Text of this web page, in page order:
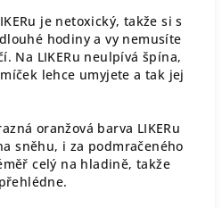
je netoxický, takže si s
hodiny a vy nemusíte
Na LIKERu neulpívá špína,
lehce umyjete a tak jej
oranžová barva LIKERu
sněhu, i za podmračeného
celý na hladině, takže